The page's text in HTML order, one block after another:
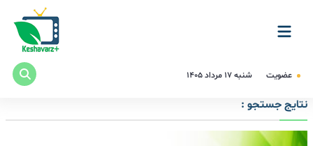
عضویت شنبه ۱۷ مرداد ۱۴۰۵
نتایج جستجو :